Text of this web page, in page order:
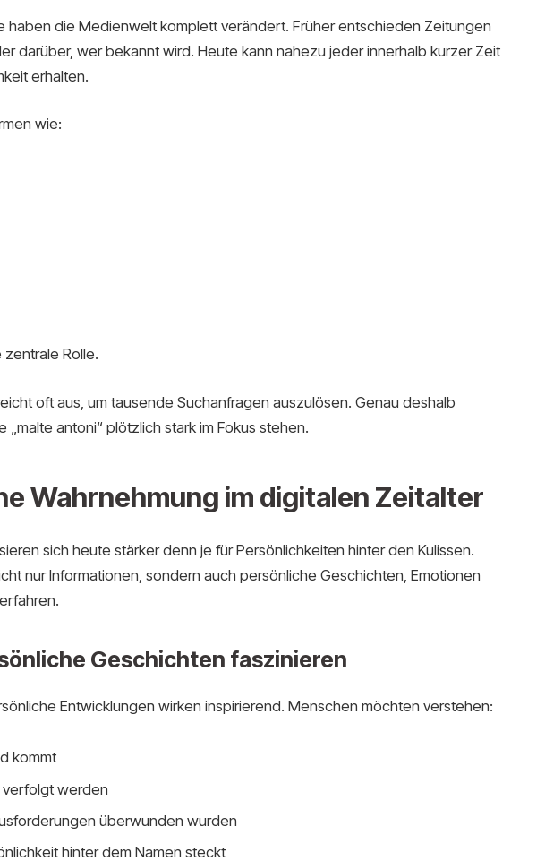
haben die Medienwelt komplett verändert. Früher entschieden Zeitungen
darüber, wer bekannt wird. Heute kann nahezu jeder innerhalb kurzer Zeit
erhalten.
wie:
Rolle.
oft aus, um tausende Suchanfragen auszulösen. Genau deshalb
„malte antoni“ plötzlich stark im Fokus stehen.
Wahrnehmung im digitalen Zeitalter
sich heute stärker denn je für Persönlichkeiten hinter den Kulissen.
nur Informationen, sondern auch persönliche Geschichten, Emotionen
Geschichten faszinieren
Entwicklungen wirken inspirierend. Menschen möchten verstehen:
kommt
werden
überwunden wurden
hinter dem Namen steckt